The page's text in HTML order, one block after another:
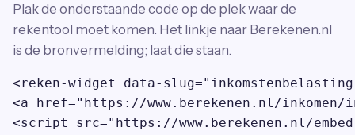
Plak de onderstaande code op de plek waar de
rekentool moet komen. Het linkje naar Berekenen.nl
is de bronvermelding; laat die staan.
<reken-widget data-
<a href="https://www.berekenen.nl/inkomen/
<script src="https://www.berekenen.nl/